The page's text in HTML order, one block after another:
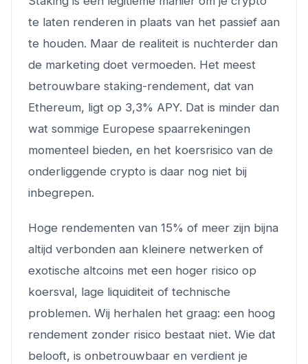
te laten renderen in plaats van het passief aan
te houden. Maar de realiteit is nuchterder dan
de marketing doet vermoeden. Het meest
betrouwbare staking-rendement, dat van
Ethereum, ligt op 3,3% APY. Dat is minder dan
wat sommige Europese spaarrekeningen
momenteel bieden, en het koersrisico van de
onderliggende crypto is daar nog niet bij
inbegrepen.
Hoge rendementen van 15% of meer zijn bijna
altijd verbonden aan kleinere netwerken of
exotische altcoins met een hoger risico op
koersval, lage liquiditeit of technische
problemen. Wij herhalen het graag: een hoog
rendement zonder risico bestaat niet. Wie dat
belooft, is onbetrouwbaar en verdient je